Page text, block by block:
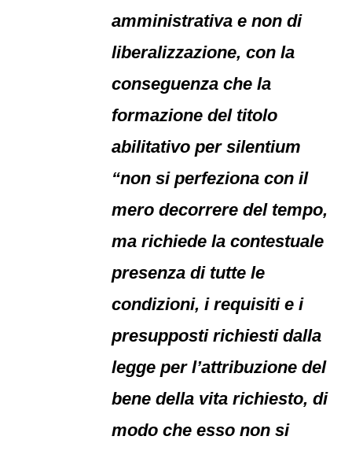
amministrativa e non di
liberalizzazione, con la
conseguenza che la
formazione del titolo
abilitativo per silentium
“non si perfeziona con il
mero decorrere del tempo,
ma richiede la contestuale
presenza di tutte le
condizioni, i requisiti e i
presupposti richiesti dalla
legge per l’attribuzione del
bene della vita richiesto, di
modo che esso non si